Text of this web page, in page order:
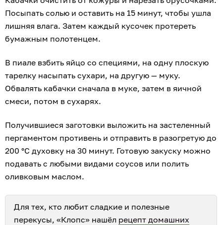
Посыпать солью и оставить на 15 минут, чтобы ушла
лишняя влага. Затем каждый кусочек протереть
бумажным полотенцем.
В пиале взбить яйцо со специями, на одну плоскую
тарелку насыпать сухари, на другую — муку.
Обвалять кабачки сначала в муке, затем в яичной
смеси, потом в сухарях.
Получившиеся заготовки выложить на застеленный
пергаментом противень и отправить в разогретую до
200 °С духовку на 30 минут. Готовую закуску можно
подавать с любыми видами соусов или полить
оливковым маслом.
Для тех, кто любит сладкие и полезные
перекусы, «Клопс» нашёл рецепт домашних